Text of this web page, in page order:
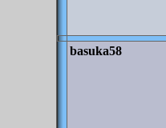
basuka58